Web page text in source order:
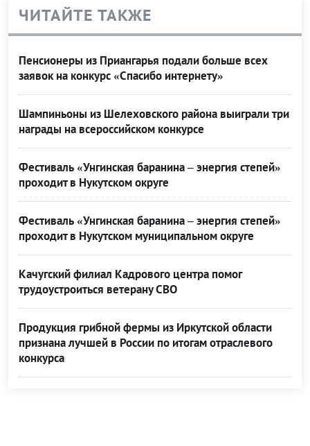
ЧИТАЙТЕ ТАКЖЕ
Пенсионеры из Приангарья подали больше всех
заявок на конкурс «Спасибо интернету»
Шампиньоны из Шелеховского района выиграли три
награды на всероссийском конкурсе
Фестиваль «Унгинская баранина – энергия степей»
проходит в Нукутском округе
Фестиваль «Унгинская баранина – энергия степей»
проходит в Нукутском муниципальном округе
Качугский филиал Кадрового центра помог
трудоустроиться ветерану СВО
Продукция грибной фермы из Иркутской области
признана лучшей в России по итогам отраслевого
конкурса